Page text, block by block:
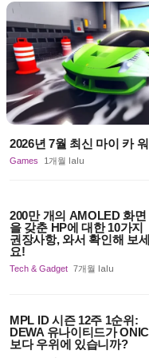
2026년 7월 최신 마이 카
Games 1개월 lalu
200만 개의 AMOLED 화면
을 갖춘 HP에 대한 10가지
권장사항, 와서 확인해 보세
요!
Tech & Gadget 7개월 lalu
MPL ID 시즌 12주 1순위:
DEWA 유나이티드가 ONIC
보다 우위에 있습니까?